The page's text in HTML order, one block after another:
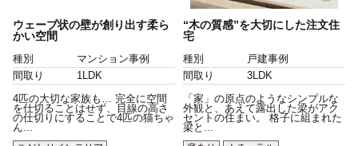
ウェーブ状の壁が創り出す柔ら
かい空間
種別
マンション事例
間取り
1LDK
4匹の大切な家族も… 完全に空間
を仕切ることはせず、目線の高さ
の仕切りにすることで4匹の猫ちゃ
ん...
“木の質感”を大切にした注文住
宅
種別
戸建事例
間取り
3LDK
「家」の原点のようなシンプルな
外観と、あえて露出した梁がアク
セントの住まい。 格子に組まれた
梁と...